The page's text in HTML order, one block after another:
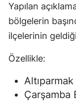
Yapılan
bölgelerin
ilçelerinin
Özellikle:
Altıparmak
Çarşamba